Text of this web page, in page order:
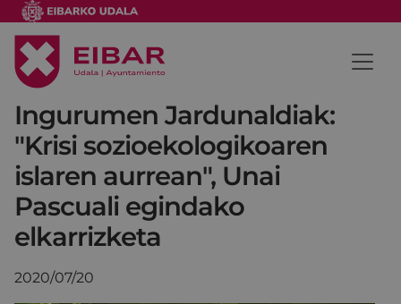
Ingurumen Jardunaldiak:
"Krisi sozioekologikoaren
islaren aurrean", Unai
Pascuali egindako
elkarrizketa
2020/07/20